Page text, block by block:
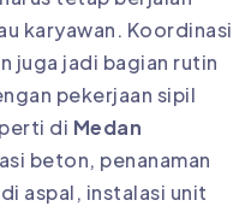
karyawan. Koordinasi
juga jadi bagian rutin
pekerjaan sipil
di Medan
beton, penanaman
aspal, instalasi unit